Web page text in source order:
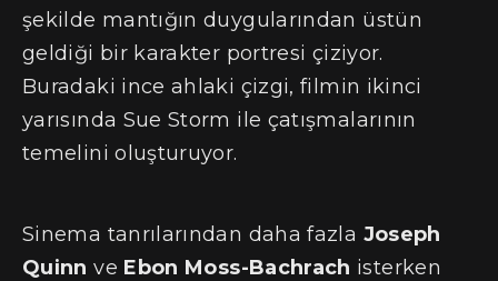
şekilde mantığın duygularından üstün
geldiği bir karakter portresi çiziyor.
Buradaki ince ahlaki çizgi, filmin ikinci
yarısında Sue Storm ile çatışmalarının
temelini oluşturuyor.
Sinema tanrılarından daha fazla Joseph
Quinn ve Ebon Moss-Bachrach isterken